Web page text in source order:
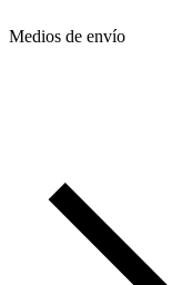
Medios de envío